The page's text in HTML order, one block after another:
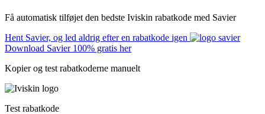
Få automatisk tilføjet den bedste Iviskin rabatkode med Savier
Hent Savier, og led aldrig efter en rabatkode igen
Download Savier 100% gratis her
Kopier og test rabatkoderne manuelt
Test rabatkode